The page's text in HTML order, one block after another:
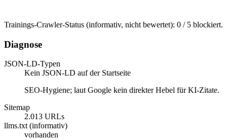
Trainings-Crawler-Status (informativ, nicht bewertet): 0 / 5 blockiert.
Diagnose
JSON-LD-Typen
Kein JSON-LD auf der Startseite
SEO-Hygiene; laut Google kein direkter Hebel für KI-Zitate.
Sitemap
2.013 URLs
llms.txt (informativ)
vorhanden